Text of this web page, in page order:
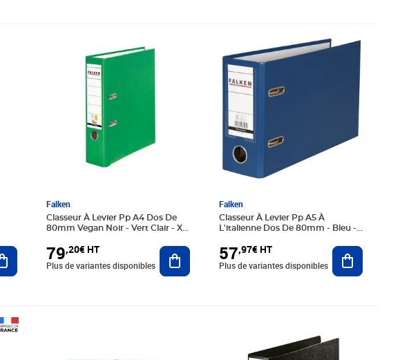
Ajouter au panier
Falken
Classeur À Levier Pp A4 Dos De
80mm Vegan Noir - Vert Clair - X
79,20€ HT
Plus de variantes disponibles
Ajouter au panier
Falken
Classeur À Levier Pp A5 À
L'italienne Dos De 80mm - Bleu - X
57,97€ HT
Prix 57,97€ HT
Plus de variantes disponibles
Ajouter